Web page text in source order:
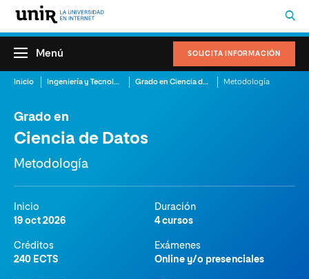
SOLICITA INFORMACIÓN
Menú
Inicio Ingeniería y Tecnología Grado en Ciencia de Datos Metodología
Grado en
Ciencia de Datos
Metodología
Inicio
19 oct 2026
Duración
4 cursos
Créditos
240 ECTS
Exámenes
Online y/o presenciales